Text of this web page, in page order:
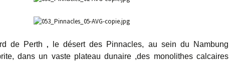
de Perth , le désert des Pinnacles, au sein du Nambung
dans un vaste plateau dunaire ,des monolithes calcaires